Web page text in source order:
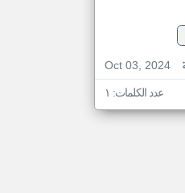
Oct 03, 2024
عدد الكلمات: ١